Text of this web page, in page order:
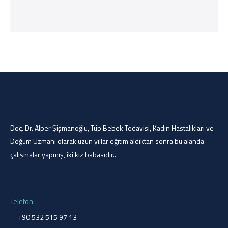
Doç. Dr. Alper Şişmanoğlu, Tüp Bebek Tedavisi, Kadın Hastalıkları ve
Doğum Uzmanı olarak uzun yıllar eğitim aldıktan sonra bu alanda
çalışmalar yapmış, iki kız babasıdır..
Telefon:
+90 532 515 97 13